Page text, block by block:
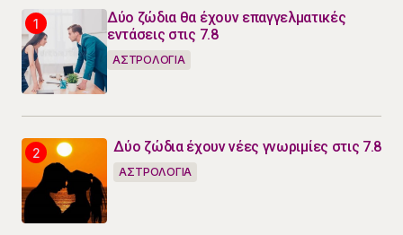
Δύο ζώδια θα έχουν επαγγελματικές
εντάσεις στις 7.8
ΑΣΤΡΟΛΟΓΙΑ
Δύο ζώδια έχουν νέες γνωριμίες στις 7.8
ΑΣΤΡΟΛΟΓΙΑ